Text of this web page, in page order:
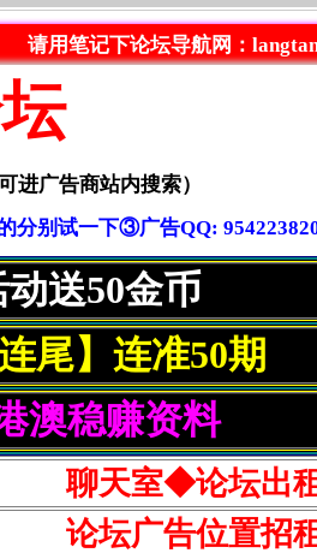
下论坛导航网：langtan8.com（
进广告商站内搜索）
分别试一下③广告QQ:
送50金币
尾】连准50期
澳稳赚资料
聊天室◆论坛出
论坛广告位置招